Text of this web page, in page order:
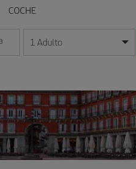
COCHE
en formato día/mes/año
1 Adulto